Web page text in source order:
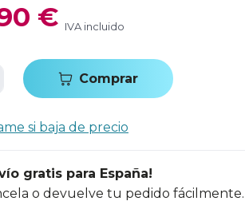
€ IVA incluido
Comprar
si baja de precio
gratis para España!
o devuelve tu pedido fácilmente.